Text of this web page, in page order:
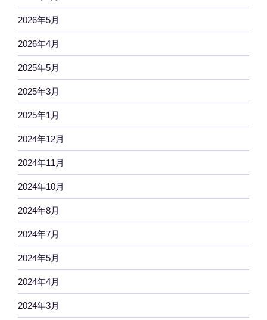
2026年5月
2026年4月
2025年5月
2025年3月
2025年1月
2024年12月
2024年11月
2024年10月
2024年8月
2024年7月
2024年5月
2024年4月
2024年3月